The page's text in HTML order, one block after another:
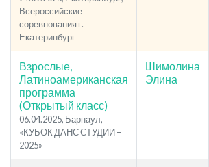
Всероссийские
соревнования г.
Екатеринбург
Взрослые,
Латиноамериканская
программа
(Открытый класс)
06.04.2025, Барнаул,
«КУБОК ДАНС СТУДИИ –
2025»
Шимолина
Элина